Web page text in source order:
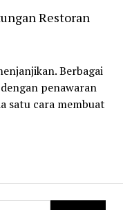
Restoran
Berbagai
penawaran
satu cara membuat